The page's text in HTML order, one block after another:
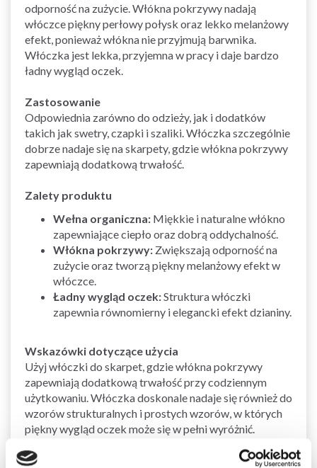
odporność na zużycie. Włókna pokrzywy nadają
włóczce piękny perłowy połysk oraz lekko melanżowy
efekt, ponieważ włókna nie przyjmują barwnika.
Włóczka jest lekka, przyjemna w pracy i daje bardzo
ładny wygląd oczek.
Zastosowanie
Odpowiednia zarówno do odzieży, jak i dodatków
takich jak swetry, czapki i szaliki. Włóczka szczególnie
dobrze nadaje się na skarpety, gdzie włókna pokrzywy
zapewniają dodatkową trwałość.
Zalety produktu
Wełna organiczna: Miękkie i naturalne włókno
zapewniające ciepło oraz dobrą oddychalność.
Włókna pokrzywy: Zwiększają odporność na
zużycie oraz tworzą piękny melanżowy efekt w
włóczce.
Ładny wygląd oczek:Struktura włóczki
zapewnia równomierny i elegancki efekt dzianiny.
Wskazówki dotyczące użycia
Użyj włóczki do skarpet, gdzie włókna pokrzywy
zapewniają dodatkową trwałość przy codziennym
użytkowaniu. Włóczka doskonale nadaje się również do
wzorów strukturalnych i prostych wzorów, w których
piękny wygląd oczek może się w pełni wyróżnić.
Dlaczego warto wybrać tę włóczkę?